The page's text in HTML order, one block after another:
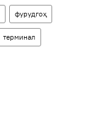
фурудгоҳ
терминал